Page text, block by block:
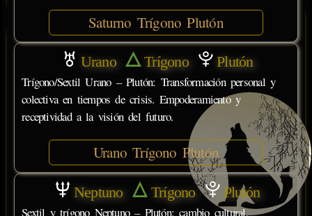
Saturno Trígono Plutón
Urano Trígono Plutón
Trígono/Sextil Urano – Plutón: Transformación personal y
colectiva en tiempos de crisis. Empoderamiento y
receptividad a la visión del futuro.
Urano Trígono Plutón
Neptuno Trígono Plutón
Sextil y trígono Neptuno – Plutón: cambio cultural,